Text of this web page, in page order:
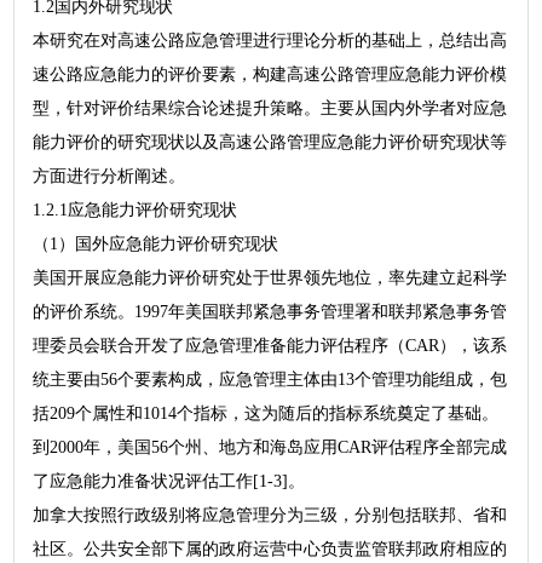
1.2国内外研究现状
本研究在对高速公路应急管理进行理论分析的基础上，总结出高
速公路应急能力的评价要素，构建高速公路管理应急能力评价模
型，针对评价结果综合论述提升策略。主要从国内外学者对应急
能力评价的研究现状以及高速公路管理应急能力评价研究现状等
方面进行分析阐述。
1.2.1应急能力评价研究现状
（1）国外应急能力评价研究现状
美国开展应急能力评价研究处于世界领先地位，率先建立起科学
的评价系统。1997年美国联邦紧急事务管理署和联邦紧急事务管
理委员会联合开发了应急管理准备能力评估程序（CAR），该系
统主要由56个要素构成，应急管理主体由13个管理功能组成，包
括209个属性和1014个指标，这为随后的指标系统奠定了基础。
到2000年，美国56个州、地方和海岛应用CAR评估程序全部完成
了应急能力准备状况评估工作[1-3]。
加拿大按照行政级别将应急管理分为三级，分别包括联邦、省和
社区。公共安全部下属的政府运营中心负责监管联邦政府相应的